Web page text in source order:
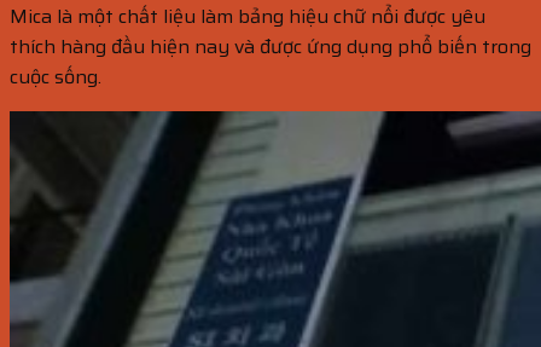
Mica là một chất liệu làm bảng hiệu chữ nổi được yêu
thích hàng đầu hiện nay và được ứng dụng phổ biến trong
cuộc sống.